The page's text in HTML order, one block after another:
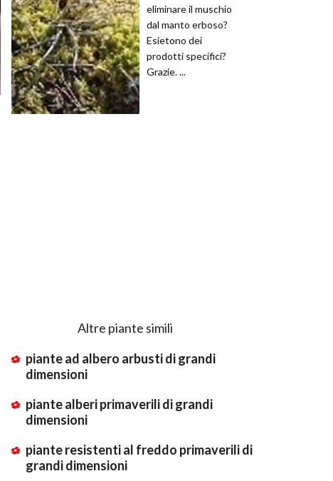
eliminare il muschio
dal manto erboso?
Esietono dei
prodotti specifici?
Grazie. ...
Altre piante simili
piante ad albero arbusti di grandi
dimensioni
piante alberi primaverili di grandi
dimensioni
piante resistenti al freddo primaverili di
grandi dimensioni